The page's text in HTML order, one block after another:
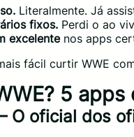
Literalmente. Já
fixos. Perdi o ao
excelentenos apps
fácil curtir WWE
5
O oficial dos